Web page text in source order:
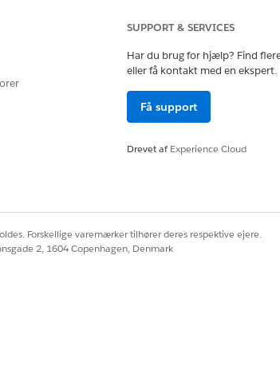
er aktiveret
vil have tilgængelige i din Salesforce-
SUPPORT & SERVICES
Har du brug for hjælp? Find
eller få kontakt med en ekspert.
Få support
Drevet afExperience Cloud
Forskellige varemærker tilhører deres respektive ejere.
2, 1604 Copenhagen, Denmark